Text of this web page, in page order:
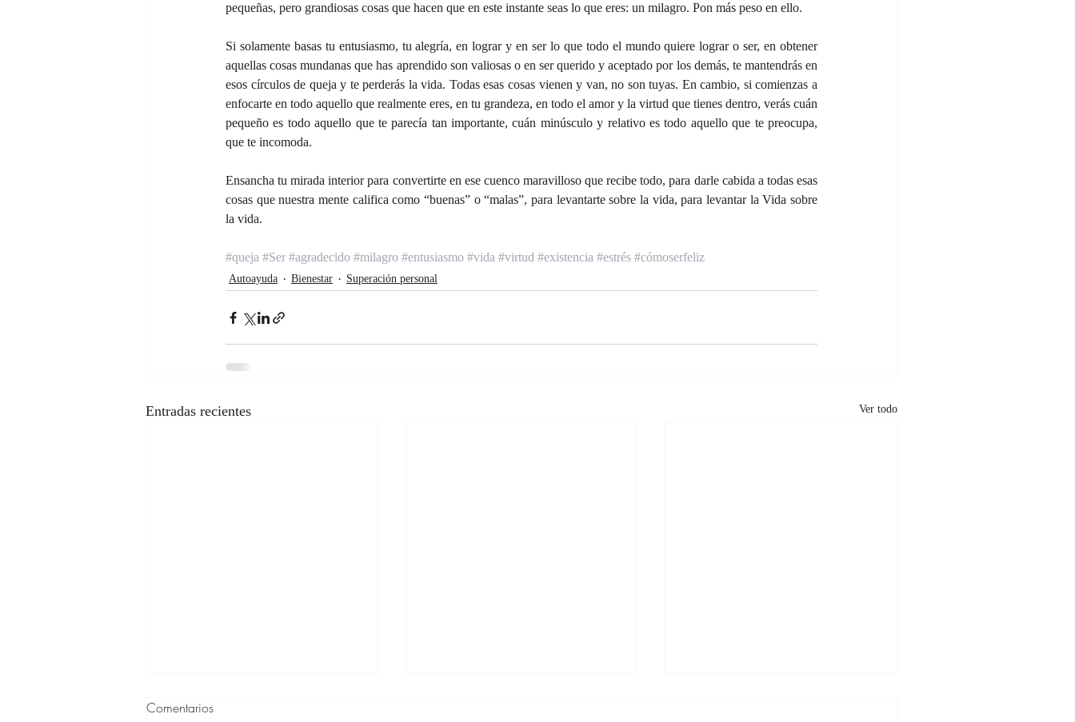
pequeñas, pero grandiosas cosas que hacen que en este instante seas lo que eres: un milagro. Pon más peso en ello.
Si solamente basas tu entusiasmo, tu alegría, en lograr y en ser lo que todo el mundo quiere lograr o ser, en obtener
aquellas cosas mundanas que has aprendido son valiosas o en ser querido y aceptado por los demás, te mantendrás en
esos círculos de queja y te perderás la vida. Todas esas cosas vienen y van, no son tuyas. En cambio, si comienzas a
enfocarte en todo aquello que realmente eres, en tu grandeza, en todo el amor y la virtud que tienes dentro, verás cuán
pequeño es todo aquello que te parecía tan importante, cuán minúsculo y relativo es todo aquello que te preocupa,
que te incomoda.
Ensancha tu mirada interior para convertirte en ese cuenco maravilloso que recibe todo, para darle cabida a todas esas
cosas que nuestra mente califica como “buenas” o “malas”, para levantarte sobre la vida, para levantar la Vida sobre
la vida.
#queja #Ser #agradecido #milagro #entusiasmo #vida #virtud #existencia #estrés #cómoserfeliz
Autoayuda Bienestar Superación personal
Entradas recientes Ver todo
Comentarios